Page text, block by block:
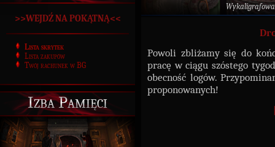
>>WEJDŹ NA POKĄTNĄ<<
Lista skrytek
Lista zakupów
Twój rachunek w BG
Izba Pamięci
Powoli zbliżamy się do
pracę w ciągu szóstego
obecność logów.
proponowanych!